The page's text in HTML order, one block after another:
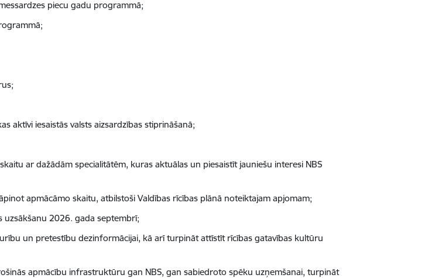
piecu gadu programmā;
aktīvi iesaistās valsts aizsardzības stiprināšanā;
ar dažādām specialitātēm, kuras aktuālas un piesaistīt jauniešu interesi NBS
apmācāmo skaitu, atbilstoši Valdības rīcības plānā noteiktajam apjomam;
uzsākšanu 2026. gada septembrī;
un pretestību dezinformācijai, kā arī turpināt attīstīt rīcības gatavības kultūru
apmācību infrastruktūru gan NBS, gan sabiedroto spēku uzņemšanai, turpināt